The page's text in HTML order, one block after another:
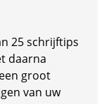
25 schrijftips
daarna
groot
van uw